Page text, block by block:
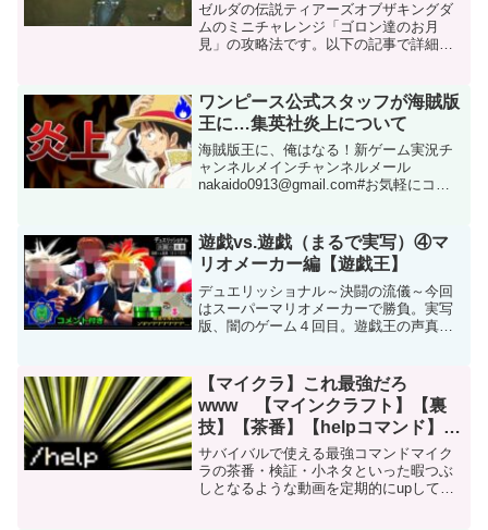
ゼルダの伝説ティアーズオブザキングダ
ムのミニチャレンジ「ゴロン達のお月
見」の攻略法です。以下の記事で詳細な
大百科 再生時間 05:06
ワンピース公式スタッフが海賊版
王に…集英社炎上について
海賊版王に、俺はなる！新ゲーム実況チ
ャンネルメインチャンネルメール
nakaido0913@gmail.com#お気軽にコメ
ゲームラジオ 再生時間...
遊戯vs.遊戯（まるで実写）④マ
リオメーカー編【遊戯王】
デュエリッショナル～決闘の流儀～今回
はスーパーマリオメーカーで勝負。実写
版、闇のゲーム４回目。遊戯王の声真似
★【Twitter】タンクトップ小隊★【生放
送】タンクトッ...
【マイクラ】これ最強だろ
www 【マインクラフト】【裏
技】【茶番】【helpコマンド】
#Shorts
サバイバルで使える最強コマンドマイク
ラの茶番・検証・小ネタといった暇つぶ
しとなるような動画を定期的にupしてい